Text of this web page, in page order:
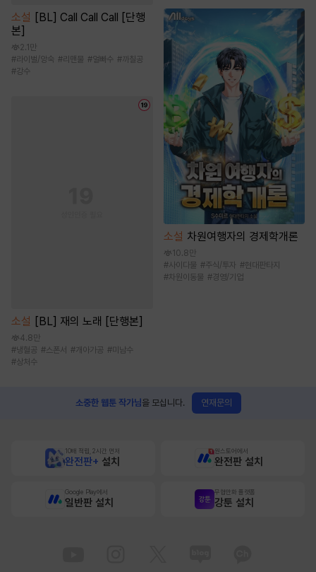
소설 [BL] Call Call Call [단행
본]
2.1만
#라이벌/앙숙 #리맨물 #얼빠수 #까칠공
#강수
소설 [BL] 재의 노래 [단행본]
4.8만
#냉혈공 #스폰서 # 개아가공 #미남수
#상처수
소설 차원여행자의 경제학개론
10.8만
#사이다물 #주식/투자 #현대판타지
#차원이동물 #경영/기업
소중한 웹툰 작가님을 모십니다. 연재문의
10배 적립, 2시간 먼저
완전판+ 설치
원스토어에서
완전판 설치
Google Play에서
일반판 설치
무협만화 플랫폼
강툰 설치